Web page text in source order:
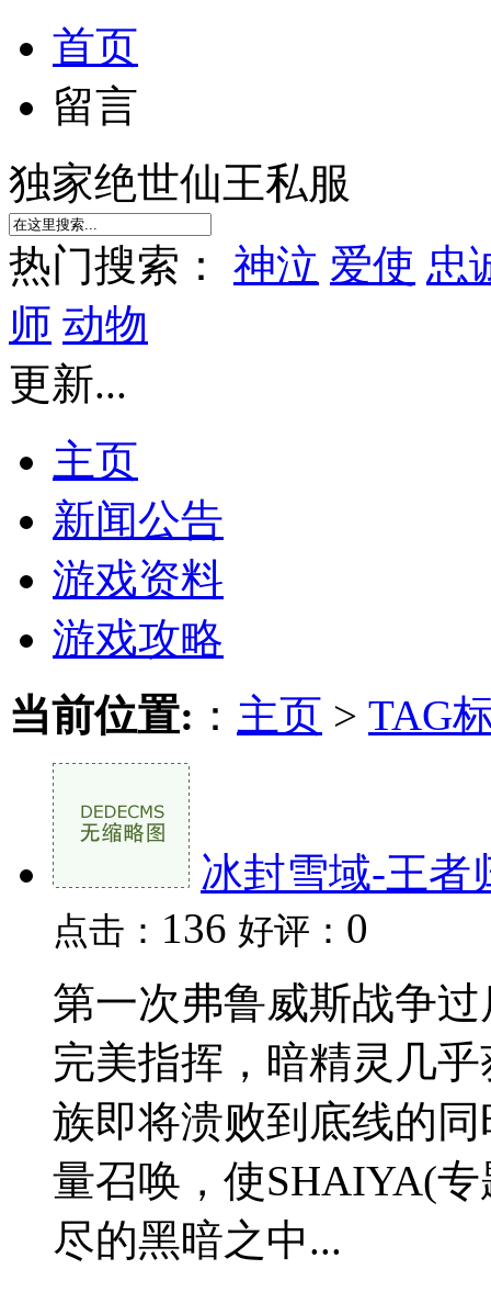
首页
留言
独家绝世仙王私服
热门搜索： 神泣 爱使 忠
师 动物
更新...
主页
新闻公告
游戏资料
游戏攻略
当前位置: ： 主页 > TAG
冰封雪域-王者
点击： 136 好评： 0
第一次弗鲁威斯战争
完美指挥，暗精灵几
族即将溃败到底线的
量召唤，使SHAIYA(
尽的黑暗之中...